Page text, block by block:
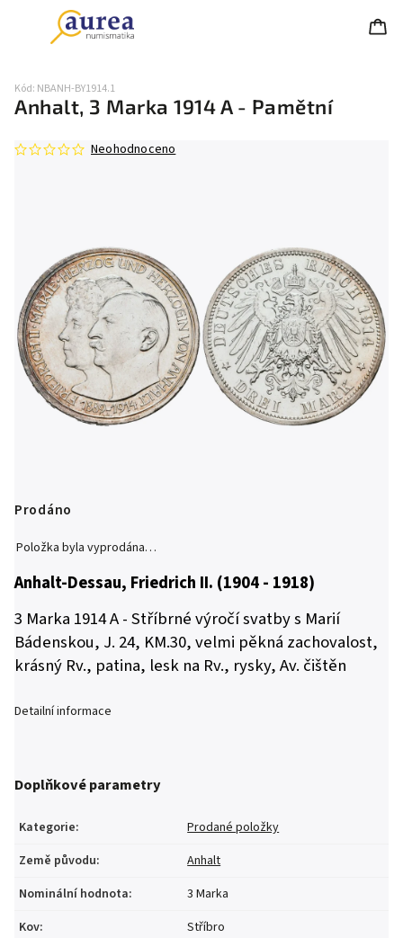
Anhalt, 3 Marka 1914 A - Pamětní
Kód: NBANH-BY1914.1
Neohodnoceno
Prodáno
Položka byla vyprodána…
Anhalt-Dessau, Friedrich II. (1904 - 1918)
3 Marka 1914 A - Stříbrné výročí svatby s Marií
Bádenskou, J. 24, KM.30, velmi pěkná zachovalost,
krásný Rv., patina, lesk na Rv., rysky, Av. čištěn
Detailní informace
Doplňkové parametry
Kategorie:
Prodané položky
Země původu:
Anhalt
Nominální hodnota:
3 Marka
Kov:
Stříbro